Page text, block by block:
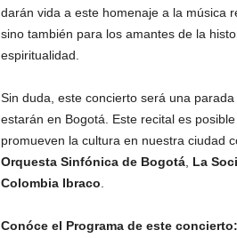
darán vida a este homenaje a la música
sino también para los amantes de la
espiritualidad.
Sin duda, este concierto será una
estarán en Bogotá. Este recital es
promueven la cultura en nuestra ciudad
Orquesta Sinfónica de Bogotá, La
Colombia Ibraco
Conóce el Programa de este concierto: